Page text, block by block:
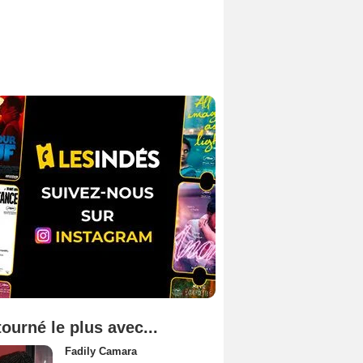
le plus avec...
Fadily Camara